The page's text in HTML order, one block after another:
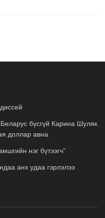
бүсгүй Карина Шуляк
доллар авна
нэг бүтээгч”
анх удаа гэрлэлээ